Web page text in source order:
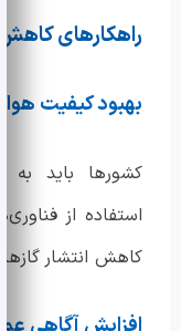
راهکارهای کاهش
بهبود کیفیت هوا
کشورها باید به
استفاده از
کاهش انتشار